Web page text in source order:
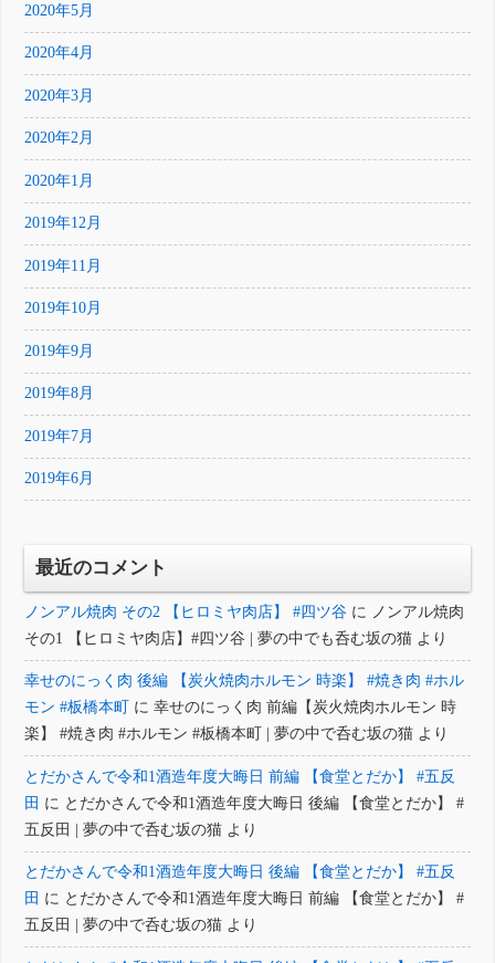
2020年5月
2020年4月
2020年3月
2020年2月
2020年1月
2019年12月
2019年11月
2019年10月
2019年9月
2019年8月
2019年7月
2019年6月
最近のコメント
ノンアル焼肉 その2 【ヒロミヤ肉店】 #四ツ谷 に
ノンアル焼肉
その1 【ヒロミヤ肉店】#四ツ谷 | 夢の中でも呑む坂の猫 より
幸せのにっく肉 後編 【炭火焼肉ホルモン 時楽】 #焼き肉 #ホル
モン #板橋本町
に幸せのにっく肉 前編【炭火焼肉ホルモン 時
楽】 #焼き肉 #ホルモン #板橋本町 | 夢の中で呑む坂の猫 より
とだかさんで令和1酒造年度大晦日 前編 【食堂とだか】 #五反
田 に とだかさんで令和1酒造年度大晦日 後編 【食堂とだか】 #
五反田 | 夢の中で呑む坂の猫 より
とだかさんで令和1酒造年度大晦日 後編 【食堂とだか】 #五反
田 に とだかさんで令和1酒造年度大晦日 前編 【食堂とだか】 #
五反田 | 夢の中で呑む坂の猫 より